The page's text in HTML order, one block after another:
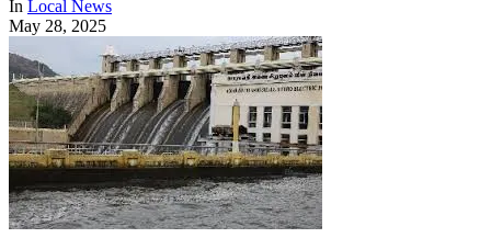
In Local News
May 28, 2025